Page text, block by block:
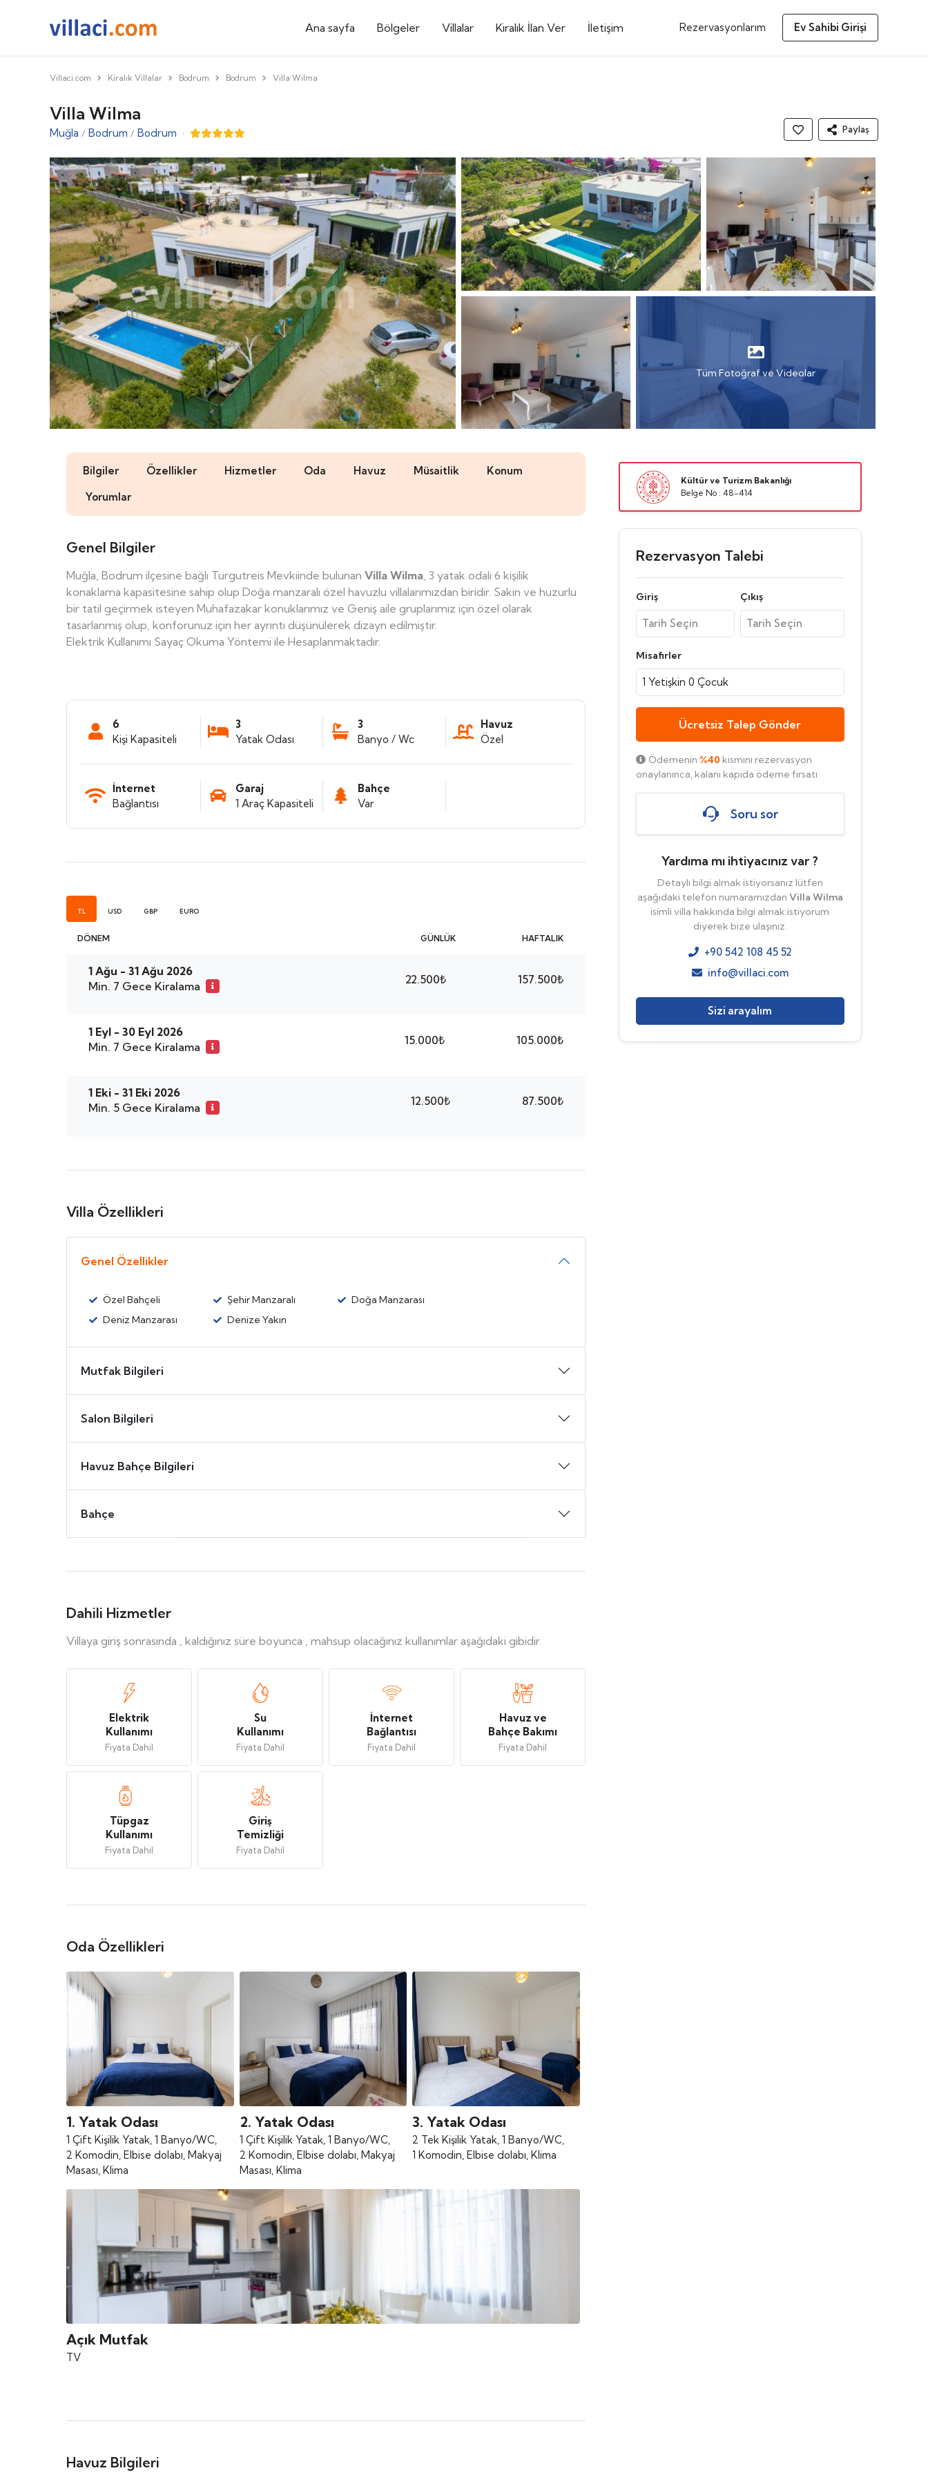
Ana sayfa Bölgeler Villalar Kiralık İlan Ver İletişim Rezervasyonlarım Ev Sahibi Girişi
Villaci.com Kiralık Villalar Bodrum Bodrum Villa Wilma
Villa Wilma
Muğla / Bodrum / Bodrum · Paylaş
Tüm Fotoğraf ve Videolar
Bilgiler Özellikler Hizmetler Oda Havuz Müsaitlik
Konum
Yorumlar
Genel Bilgiler
Muğla, Bodrum ilçesine bağlı Turgutreis Mevkiinde bulunan Villa Wilma, 3 yatak odalı 6 kişilik
konaklama kapasitesine sahip olup Doğa manzaralı özel havuzlu villalarımızdan biridir. Sakin ve huzurlu
bir tatil geçirmek isteyen Muhafazakar konuklarımız ve Geniş aile gruplarımız için özel olarak
tasarlanmış olup, konforunuz için her ayrıntı düşünülerek dizayn edilmiştir.
Elektrik Kullanımı Sayaç Okuma Yöntemi ile Hesaplanmaktadır.
6
Kişi Kapasiteli
3
Yatak Odası
3
Banyo / Wc
Havuz
Özel
İnternet
Bağlantısı
Garaj
1 Araç Kapasiteli
Bahçe
Var
TL USD GBP EURO
DÖNEM GÜNLÜK HAFTALIK
1 Ağu - 31 Ağu 2026
Min. 7 Gece Kiralama
22.500₺ 157.500₺
1 Eyl - 30 Eyl 2026
Min. 7 Gece Kiralama
15.000₺ 105.000₺
1 Eki - 31 Eki 2026
Min. 5 Gece Kiralama
12.500₺ 87.500₺
Villa Özellikleri
Genel Özellikler
Özel Bahçeli Şehir Manzaralı
Doğa Manzarası
Deniz Manzarası
Denize Yakın
Mutfak Bilgileri
Salon Bilgileri
Havuz Bahçe Bilgileri
Bahçe
Dahili Hizmetler
Villaya giriş sonrasında , kaldığınız süre boyunca , mahsup olacağınız kullanımlar aşağıdaki gibidir.
Elektrik
Kullanımı
Fiyata Dahil
Su
Kullanımı
Fiyata Dahil
İnternet
Bağlantısı
Fiyata Dahil
Havuz ve
Bahçe Bakımı
Fiyata Dahil
Tüpgaz
Kullanımı
Fiyata Dahil
Giriş
Temizliği
Fiyata Dahil
Oda Özellikleri
1. Yatak Odası
1 Çift Kişilik Yatak, 1 Banyo/WC,
2 Komodin, Elbise dolabı, Makyaj
Masası, Klima
2. Yatak Odası
1 Çift Kişilik Yatak, 1 Banyo/WC,
2 Komodin, Elbise dolabı, Makyaj
Masası, Klima
3. Yatak Odası
2 Tek Kişilik Yatak, 1 Banyo/WC,
1 Komodin, Elbise dolabı, Klima
Açık Mutfak
TV
Havuz Bilgileri
Kültür ve Turizm Bakanlığı
Belge No : 48-414
Rezervasyon Talebi
Giriş Çıkış
Misafirler
1 Yetişkin 0 Çocuk
Ücretsiz Talep Gönder
Ödemenin %40 kısmını rezervasyon
onaylanınca, kalanı kapıda ödeme fırsatı
Soru sor
Yardıma mı ihtiyacınız var ?
Detaylı bilgi almak istiyorsanız lütfen
aşağıdaki telefon numaramızdan Villa Wilma
isimli villa hakkında bilgi almak istiyorum
diyerek bize ulaşınız.
+90 542 108 45 52
info@villaci.com
Sizi arayalım